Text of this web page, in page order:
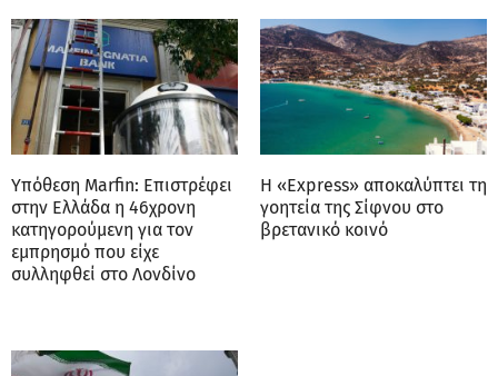
Υπόθεση Marfin: Επιστρέφει
στην Ελλάδα η 46χρονη
κατηγορούμενη για τον
εμπρησμό που είχε
συλληφθεί στο Λονδίνο
Η «Express» αποκαλύπτει τη
γοητεία της Σίφνου στο
βρετανικό κοινό​​​​​​​​​​​